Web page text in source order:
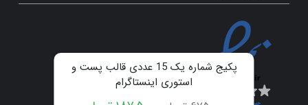
پکیج شماره یک 15 عددی قالب پست و
استوری اینستاگرام